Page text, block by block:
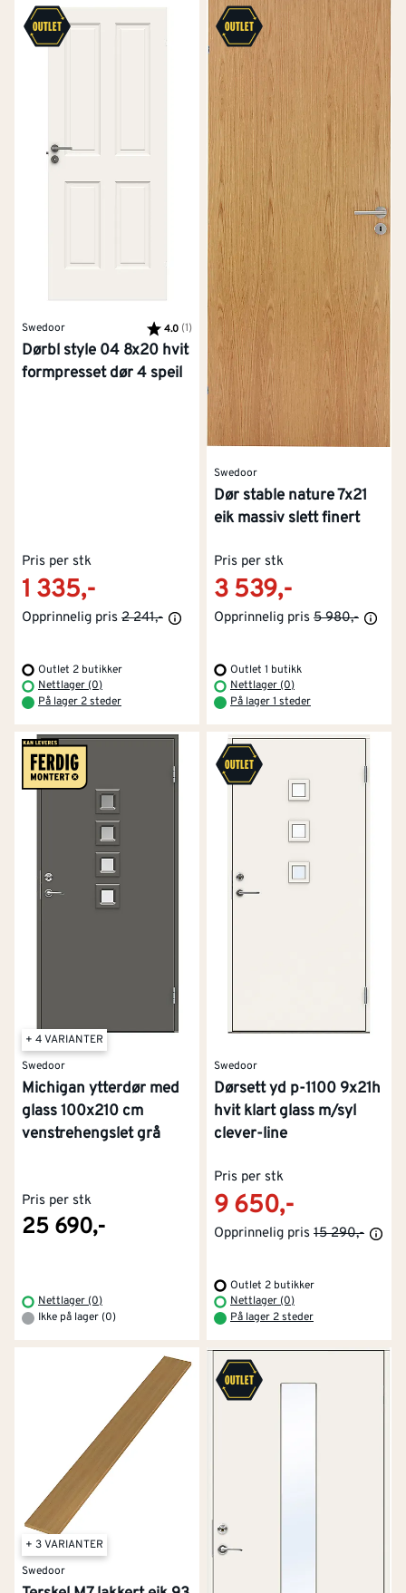
Swedoor Karakter:
4.0 (1) av 5 mulige
Dørbl style 04 8x20 hvit
formpresset dør 4 speil
Pris per stk
1 335,-
Opprinnelig pris 2 241,-
Outlet 2 butikker
Nettlager (0)
På lager 2 steder
Swedoor
Dør stable nature 7x21
eik massiv slett finert
Pris per stk
3 539,-
Opprinnelig pris 5 980,-
Outlet 1 butikk
Nettlager (0)
På lager 1 steder
+ 4 VARIANTER
Swedoor
Michigan ytterdør med
glass 100x210 cm
venstrehengslet grå
Pris per stk
25 690,-
Nettlager (0)
Ikke på lager (0)
Swedoor
Dørsett yd p-1100 9x21h
hvit klart glass m/syl
clever-line
Pris per stk
9 650,-
Opprinnelig pris 15 290,-
Outlet 2 butikker
Nettlager (0)
På lager 2 steder
+ 3 VARIANTER
Swedoor